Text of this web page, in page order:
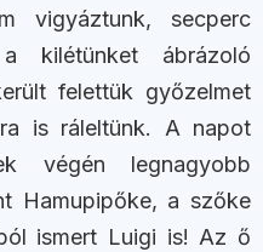
vigyáztunk, secperc
kilétünket ábrázoló
felettük győzelmet
is ráleltünk. A napot
végén legnagyobb
Hamupipőke, a szőke
ismert Luigi is! Az ő